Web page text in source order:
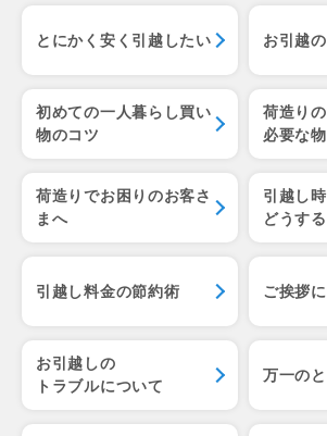
とにかく安く引越したい お引越
初めての一人暮らし買い
物のコツ
荷造り
必要な
荷造りでお困りのお客さ
まへ
引越し
どうする
引越し料金の節約術 ご挨拶
お引越しの
トラブルについて
万一の